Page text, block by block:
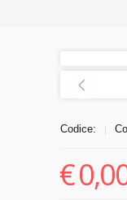
Codice:
€